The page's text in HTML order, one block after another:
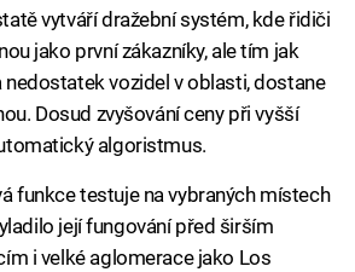
vytváří dražební systém, kde řidiči
jako první zákazníky, ale tím jak
vozidel v oblasti, dostane
Dosud zvyšování ceny při vyšší
algoristmus.
funkce testuje na vybraných místech
její fungování před širším
i velké aglomerace jako Los